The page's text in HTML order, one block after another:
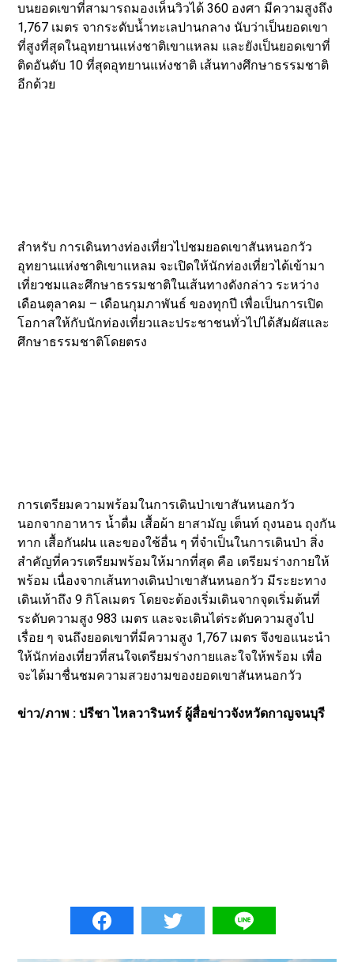
บนยอดเขาที่สามารถมองเห็นวิวได้ 360 องศา มีความสูงถึง
1,767 เมตร จากระดับน้ำทะเลปานกลาง นับว่าเป็นยอดเขา
ที่สูงที่สุดในอุทยานแห่งชาติเขาแหลม และยังเป็นยอดเขาที่
ติดอันดับ 10 ที่สุดอุทยานแห่งชาติ เส้นทางศึกษาธรรมชาติ
อีกด้วย
สำหรับ การเดินทางท่องเที่ยวไปชมยอดเขาสันหนอกวัว
อุทยานแห่งชาติเขาแหลม จะเปิดให้นักท่องเที่ยวได้เข้ามา
เที่ยวชมและศึกษาธรรมชาติในเส้นทางดังกล่าว ระหว่าง
เดือนตุลาคม – เดือนกุมภาพันธ์ ของทุกปี เพื่อเป็นการเปิด
โอกาสให้กับนักท่องเที่ยวและประชาชนทั่วไปได้สัมผัสและ
ศึกษาธรรมชาติโดยตรง
การเตรียมความพร้อมในการเดินป่าเขาสันหนอกวัว
นอกจากอาหาร น้ำดื่ม เสื้อผ้า ยาสามัญ เต็นท์ ถุงนอน ถุงกัน
ทาก เสื้อกันฝน และของใช้อื่น ๆ ที่จำเป็นในการเดินป่า สิ่ง
สำคัญที่ควรเตรียมพร้อมให้มากที่สุด คือ เตรียมร่างกายให้
พร้อม เนื่องจากเส้นทางเดินป่าเขาสันหนอกวัว มีระยะทาง
เดินเท้าถึง 9 กิโลเมตร โดยจะต้องเริ่มเดินจากจุดเริ่มต้นที่
ระดับความสูง 983 เมตร และจะเดินไต่ระดับความสูงไป
เรื่อย ๆ จนถึงยอดเขาที่มีความสูง 1,767 เมตร จึงขอแนะนำ
ให้นักท่องเที่ยวที่สนใจเตรียมร่างกายและใจให้พร้อม เพื่อ
จะได้มาชื่นชมความสวยงามของยอดเขาสันหนอกวัว
ข่าว/ภาพ : ปรีชา ไหลวารินทร์ ผู้สื่อข่าวจังหวัดกาญจนบุรี